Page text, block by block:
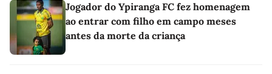
Jogador do Ypiranga FC fez homenagem
ao entrar com filho em campo meses
antes da morte da criança